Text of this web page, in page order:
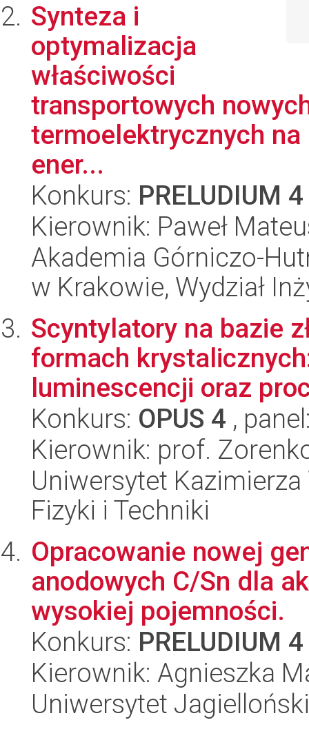
Synteza i
optymalizacja
właściwości
transportowych
termoelektrycznych
ener...
Konkurs: PRELUDIUM 4
Kierownik: Paweł
Akademia Górniczo-
w Krakowie, Wydział
Scyntylatory na bazie
formach
luminescencji oraz
Konkurs: OPUS 4 ,
Kierownik: prof.
Uniwersytet Kazimierza
Fizyki i Techniki
Opracowanie nowej
anodowych C/Sn dla
wysokiej pojemności.
Konkurs: PRELUDIUM 4
Kierownik: Agnieszka
Uniwersytet